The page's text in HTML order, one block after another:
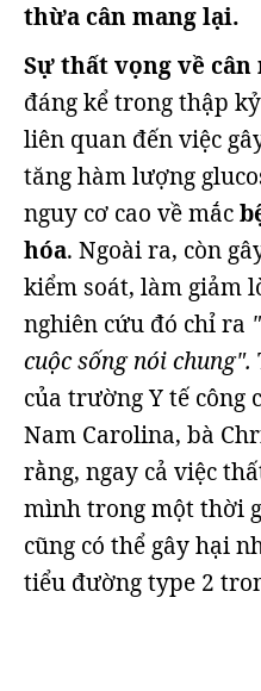
thừa cân mang lại.
Sự thất vọng về cân
đáng kể trong thập
liên quan đến việc
tăng hàm lượng
nguy cơ cao về mắc
hóa. Ngoài ra, còn
kiểm soát, làm giảm
nghiên cứu đó chỉ ra
cuộc sống nói chung".
của trường Y tế công
Nam Carolina, bà
rằng, ngay cả việc
mình trong một thời
cũng có thể gây hại
tiểu đường type 2